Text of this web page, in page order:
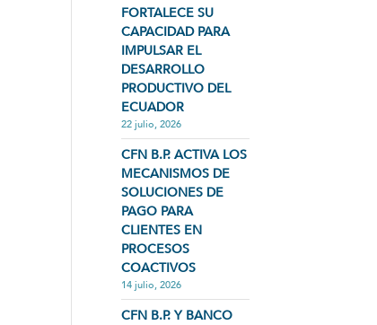
FORTALECE SU
CAPACIDAD PARA
IMPULSAR EL
DESARROLLO
PRODUCTIVO DEL
ECUADOR
22 julio, 2026
CFN B.P. ACTIVA LOS
MECANISMOS DE
SOLUCIONES DE
PAGO PARA
CLIENTES EN
PROCESOS
COACTIVOS
14 julio, 2026
CFN B.P. Y BANCO